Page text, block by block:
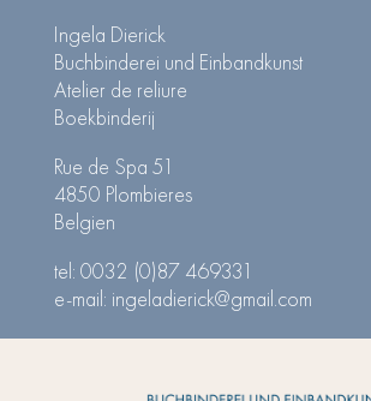
Ingela Dierick
Buchbinderei und Einbandkunst
Atelier de reliure
Boekbinderij
Rue de Spa 51
4850 Plombieres
Belgien
tel: 0032 (0)87 469331
e-mail: ingeladierick@gmail.com